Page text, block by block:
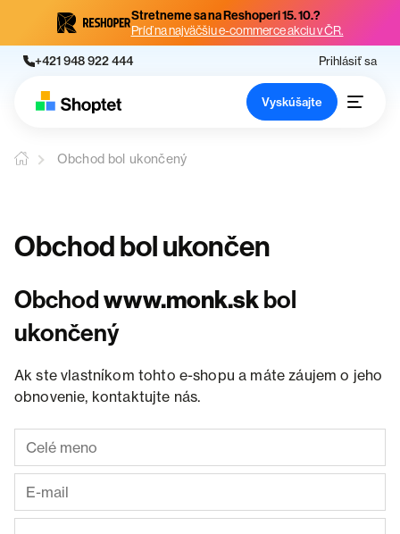
Stretneme sa na Reshoperi 15. 10.?
Príď na najväčšiu e-commerce akciu v ČR.
+421 948 922 444 Prihlásiť sa
Vyskúšajte
Obchod bol ukončený
Obchod bol ukončen
Obchodwww.monk.skbol
ukončený
Ak ste vlastníkom tohto e-shopu a máte záujem o jeho
obnovenie, kontaktujte nás.